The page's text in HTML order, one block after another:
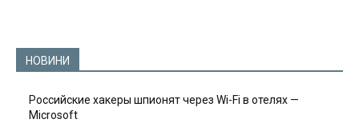
НОВИНИ
Российские хакеры шпионят через Wi-Fi в отелях —
Microsoft